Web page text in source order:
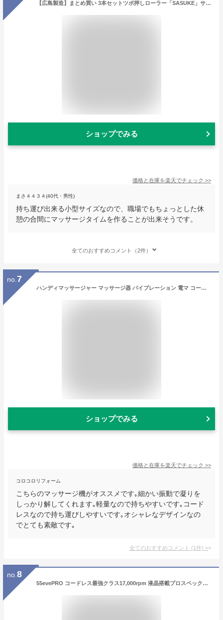
【広島製造】まとめ買い 3本セットツボ押しローラー「SASUKE」サスケ マッサージ器 小型マッサージ機 リンパ マッサージ棒 肩 首 頭 足 脚 足裏 こりほぐし つぼ 手のひら こり 美顔ローラー コンパクト 健康グッズ プレゼント ギフト 贈り物 携帯 【送料無料】
ショップでみる
価格と在庫を楽天でチェック >>
まさ４４３４(40代・男性)
持ち運び出来る小型サイズなので、職場でもちょっとした休
憩の合間にマッサージタイムを作ることが出来そうです。
全てのおすすめコメント（2件）
no. 7
ハンディマッサージャー マッサージ器 バイブレーション 電マ コードレス MD-8303S 振動マッサージャー 電動マッサージャー チョッパー フィット バイブレーター スライヴ THRIVE 【送料無料】
ショップでみる
価格と在庫を楽天でチェック >>
コロコロリフォーム
こちらのマッサージ機がオススメです｡細かい振動で凝りを
しっかり解してくれます｡軽量なので持ちやすいです｡コード
レスなので持ち運びしやすいです｡オシャレなデザインなの
でとても素敵です｡
全てのおすすめコメント (1件) >
no. 8
55evePRO コードレス最強クラス17,000rpm 液晶搭載プロスペック仕様 日本ブランド 4×10種振動 防水 シリコン素材